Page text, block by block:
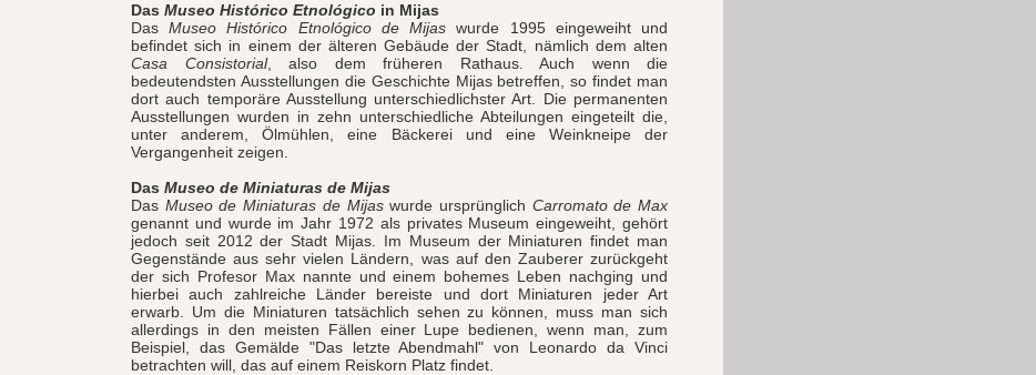
Das Museo Histórico Etnológico in Mijas
DasMuseo Histórico Etnológico de Mijas wurde 1995 eingeweiht und
befindet sich in einem der älteren Gebäude der Stadt, nämlich dem alten
Casa Consistorial, also dem früheren Rathaus. Auch wenn die
bedeutendsten Ausstellungen die Geschichte Mijas betreffen, so findet man
dort auch temporäre Ausstellung unterschiedlichster Art. Die permanenten
Ausstellungen wurden in zehn unterschiedliche Abteilungen eingeteilt die,
unter anderem, Ölmühlen, eine Bäckerei und eine Weinkneipe der
Vergangenheit zeigen.
Das Museo de Miniaturas de Mijas
Das Museo de Miniaturas de Mijaswurde ursprünglich Carromato de Max
genannt und wurde im Jahr 1972 als privates Museum eingeweiht, gehört
jedoch seit 2012 der Stadt Mijas. Im Museum der Miniaturen findet man
Gegenstände aus sehr vielen Ländern, was auf den Zauberer zurückgeht
der sich Profesor Max nannte und einem bohemes Leben nachging und
hierbei auch zahlreiche Länder bereiste und dort Miniaturen jeder Art
erwarb. Um die Miniaturen tatsächlich sehen zu können, muss man sich
allerdings in den meisten Fällen einer Lupe bedienen, wenn man, zum
Beispiel, das Gemälde "Das letzte Abendmahl" von Leonardo da Vinci
betrachten will, das auf einem Reiskorn Platz findet.